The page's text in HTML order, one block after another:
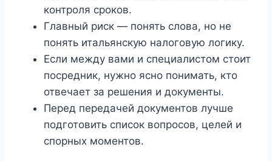
контроля сроков.
Главный риск — понять слова, но не
понять итальянскую налоговую логику.
Если между вами и специалистом стоит
посредник, нужно ясно понимать, кто
отвечает за решения и документы.
Перед передачей документов лучше
подготовить список вопросов, целей и
спорных моментов.